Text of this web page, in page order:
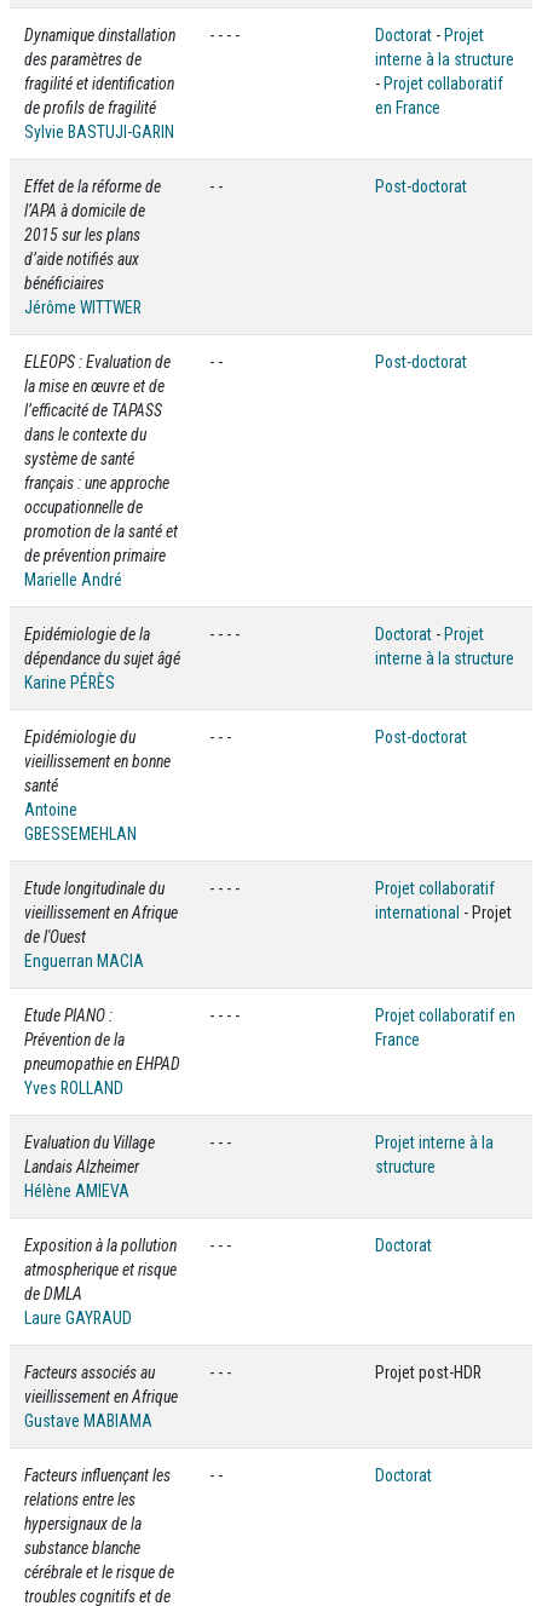
Dynamique dinstallation
des paramètres de
fragilité et identification
de profils de fragilité
Sylvie BASTUJI-GARIN
- - - - Doctorat - Projet
interne à la structure
- Projet collaboratif
en France
Effet de la réforme de
l’APA à domicile de
2015 sur les plans
d’aide notifiés aux
bénéficiaires
Jérôme WITTWER
- - Post-doctorat
ELEOPS : Evaluation de
la mise en œuvre et de
l’efficacité de TAPASS
dans le contexte du
système de santé
français : une approche
occupationnelle de
promotion de la santé et
de prévention primaire
Marielle André
- - Post-doctorat
Epidémiologie de la
dépendance du sujet âgé
Karine PÉRÈS
- - - - Doctorat - Projet
interne à la structure
Epidémiologie du
vieillissement en bonne
santé
Antoine
GBESSEMEHLAN
- - - Post-doctorat
Etude longitudinale du
vieillissement en Afrique
de l'Ouest
Enguerran MACIA
- - - -
Projet collaboratif
international - Projet
Etude PIANO :
Prévention de la
pneumopathie en EHPAD
Yves ROLLAND
- - - -
Projet collaboratif en
France
Evaluation du Village
Landais Alzheimer
Hélène AMIEVA
- - -
Projet interne à la
structure
Exposition à la pollution
atmospherique et risque
de DMLA
Laure GAYRAUD
- - - Doctorat
Facteurs associés au
vieillissement en Afrique
Gustave MABIAMA
- - - Projet post-HDR
Facteurs influençant les
relations entre les
hypersignaux de la
substance blanche
cérébrale et le risque de
troubles cognitifs et de
- - Doctorat